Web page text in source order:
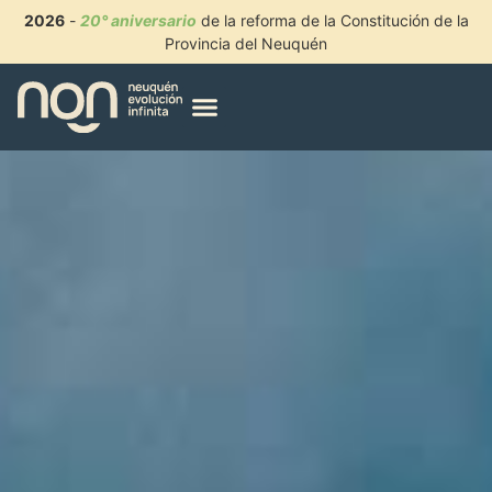
2026- 20° aniversario de la reforma de la Constitución de la
Provincia del Neuquén